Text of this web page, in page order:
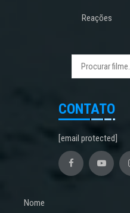
Reações
CONTATO
[email protected]
Nome